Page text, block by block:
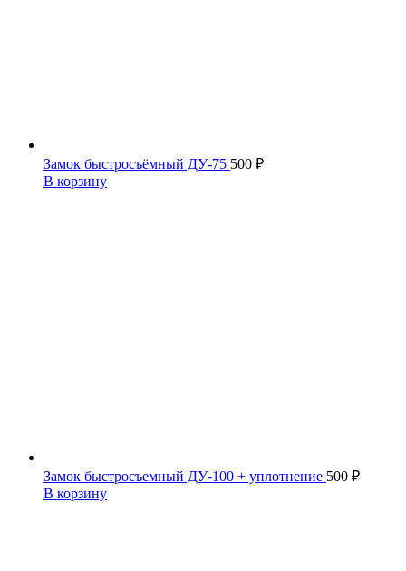
Замок быстросъёмный ДУ-75 500 ₽
В корзину
Замок быстросъемный ДУ-100 + уплотнение 500 ₽
В корзину